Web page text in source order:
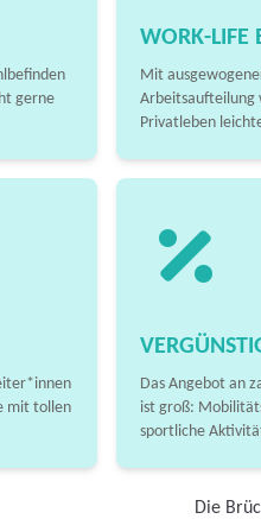
gerne
WORK-LIFE
Mit
Arbeitsaufteilung
Privatleben
mit tollen
Das Angebot an
ist groß:
sportliche
Die